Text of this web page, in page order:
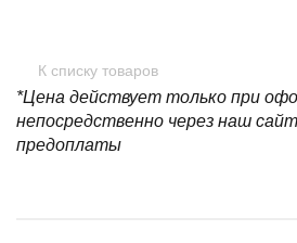
К списку товаров
*Цена действует только при
непосредственно через наш
предоплаты